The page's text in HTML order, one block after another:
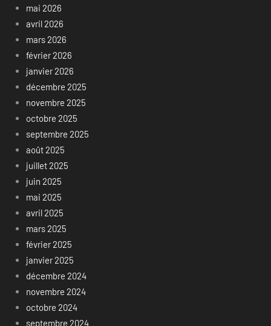
mai 2026
avril 2026
mars 2026
février 2026
janvier 2026
décembre 2025
novembre 2025
octobre 2025
septembre 2025
août 2025
juillet 2025
juin 2025
mai 2025
avril 2025
mars 2025
février 2025
janvier 2025
décembre 2024
novembre 2024
octobre 2024
septembre 2024